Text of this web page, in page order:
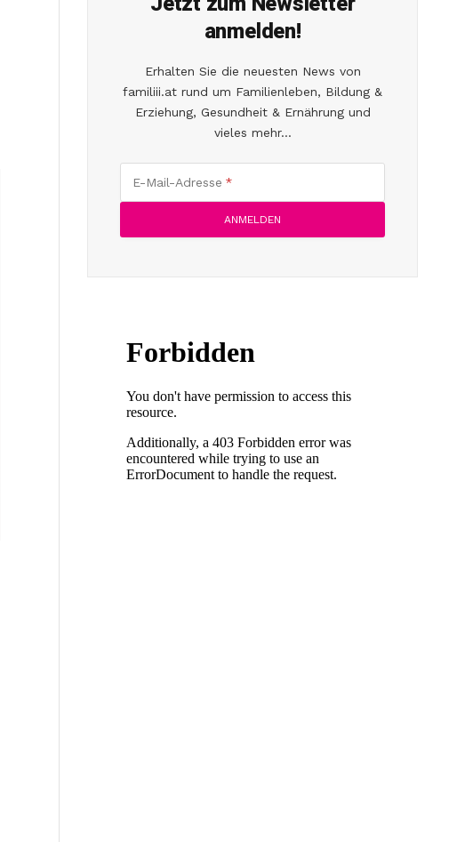
anmelden!
Erhalten Sie die neuesten News von
familiii.at rund um Familienleben, Bildung &
Erziehung, Gesundheit & Ernährung und
vieles mehr...
E-Mail-Adresse